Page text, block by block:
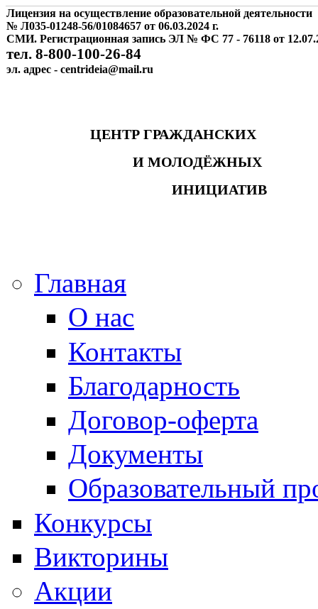
Лицензия на осуществление образовательной деятельности
№ Л035-01248-56/01084657 от 06.03.2024 г.
СМИ. Регистрационная запись ЭЛ № ФС 77 - 76118 от
тел. 8-800-100-26-84
эл. адрес - centrideia@mail.ru
ЦЕНТР ГРАЖДАНСКИХ
И МОЛОДЁЖНЫХ
ИНИЦИАТИВ
Главная
О нас
Контакты
Благодарность
Договор-оферта
Документы
Образовательный
Конкурсы
Викторины
Акции